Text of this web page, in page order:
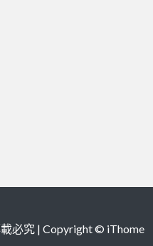
必究 | Copyright © iThome